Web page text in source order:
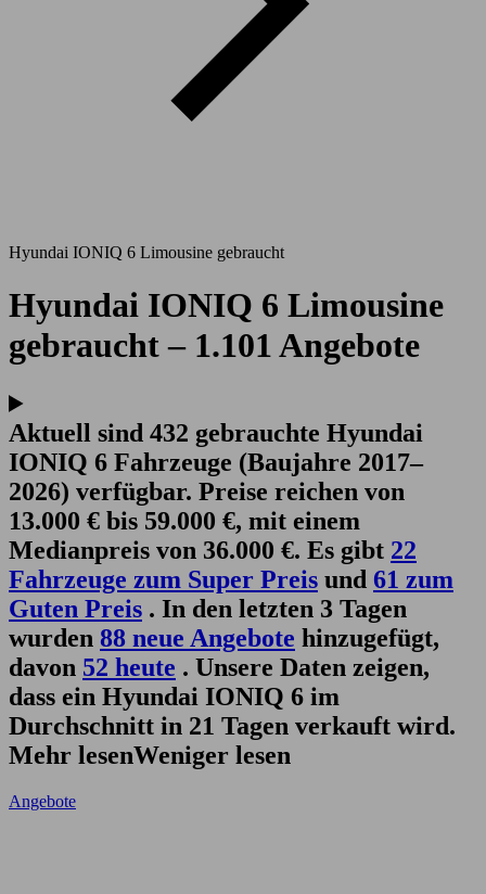
Hyundai IONIQ 6 Limousine gebraucht
Hyundai IONIQ 6 Limousine
gebraucht – 1.101 Angebote
Aktuell sind 432 gebrauchte Hyundai
IONIQ 6 Fahrzeuge (Baujahre 2017–
2026) verfügbar. Preise reichen von
13.000 € bis 59.000 €, mit einem
Medianpreis von 36.000 €. Es gibt 22
Fahrzeuge zum Super Preis und 61 zum
Guten Preis . In den letzten 3 Tagen
wurden 88 neue Angebote hinzugefügt,
davon 52 heute . Unsere Daten zeigen,
dass ein Hyundai IONIQ 6 im
Durchschnitt in 21 Tagen verkauft wird.
Mehr lesenWeniger lesen
Angebote